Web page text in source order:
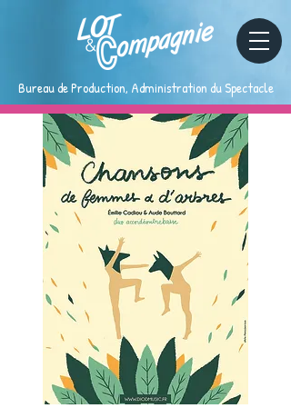
Bureau de Production, Administration du Spectacle